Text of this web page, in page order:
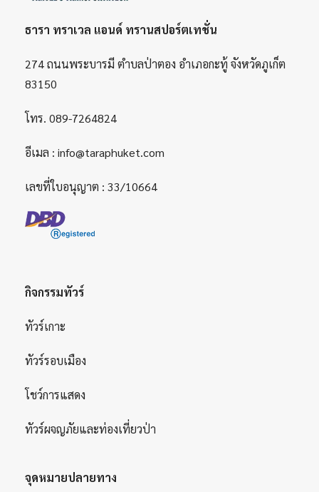
ธารา ทราเวล แอนด์ ทรานสปอร์ตเทชั่น
274 ถนนพระบารมี ตำบลป่าตอง อำเภอกะทู้ จังหวัดภูเก็ต
83150
โทร. 089-7264824
อีเมล : info@taraphuket.com
เลขที่ใบอนุญาต : 33/10664
กิจกรรมทัวร์
ทัวร์เกาะ
ทัวร์รอบเมือง
โชว์การแสดง
ทัวร์ผจญภัยและท่องเที่ยวป่า
จุดหมายปลายทาง